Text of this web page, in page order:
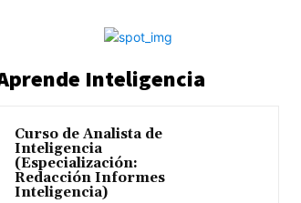
Inteligencia
Curso de Analista de
Inteligencia
(Especialización:
Redacción Informes
Inteligencia)